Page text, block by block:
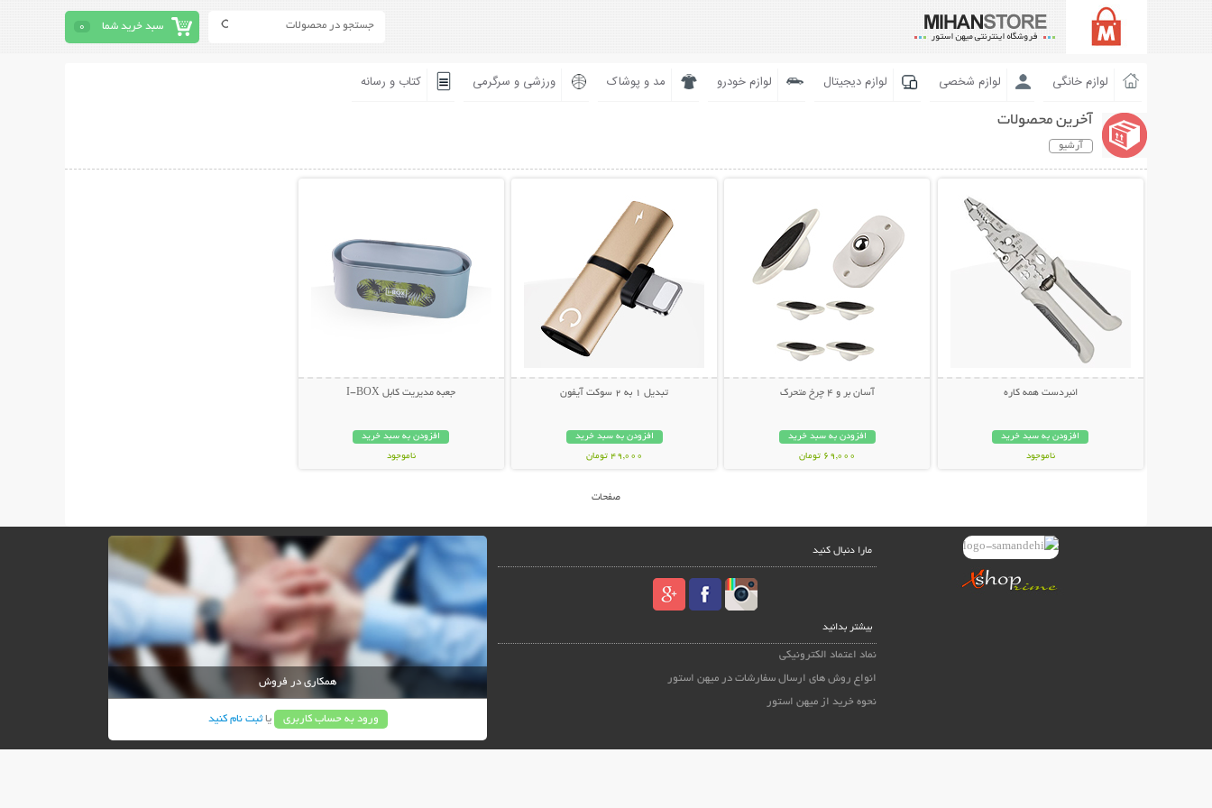
سبد خرید شما 0
لوازم خانگی لوازم شخصی لوازم دیجیتال لوازم خودرو مد و پوشاک ورزشی و سرگرمی کتاب و رسانه
آخرین محصولات
آرشیو
انبردست همه کاره
افزودن به سبد خرید
ناموجود
آسان بر و 4 چرخ متحرک
افزودن به سبد خرید
69,000 تومان
تبدیل 1 به 2 سوکت آیفون
افزودن به سبد خرید
49,000 تومان
جعبه مدیریت کابل I-BOX
افزودن به سبد خرید
ناموجود
صفحات
مارا دنبال کنید
بیشتر بدانید
نماد اعتماد الکترونیکی
انواع روش های ارسال سفارشات در میهن استور
نحوه خرید از میهن استور
همکاری در فروش
ورود به حساب کاربری یاثبت نام کنید